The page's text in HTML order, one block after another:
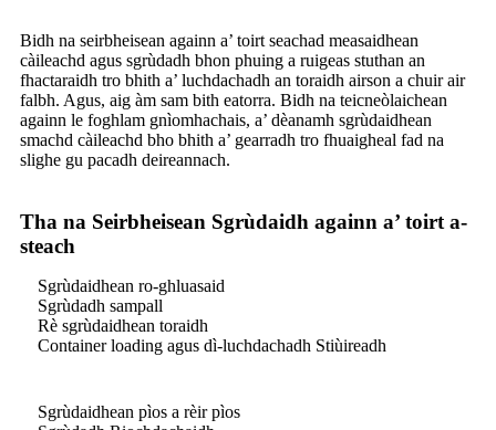
Bidh na seirbheisean againn a’ toirt seachad measaidhean
càileachd agus sgrùdadh bhon phuing a ruigeas stuthan an
fhactaraidh tro bhith a’ luchdachadh an toraidh airson a chuir air
falbh. Agus, aig àm sam bith eatorra. Bidh na teicneòlaichean
againn le foghlam gnìomhachais, a’ dèanamh sgrùdaidhean
smachd càileachd bho bhith a’ gearradh tro fhuaigheal fad na
slighe gu pacadh deireannach.
Tha na Seirbheisean Sgrùdaidh againn a’ toirt a-
steach
Sgrùdaidhean ro-ghluasaid
Sgrùdadh sampall
Rè sgrùdaidhean toraidh
Container loading agus dì-luchdachadh Stiùireadh
Sgrùdaidhean pìos a rèir pìos